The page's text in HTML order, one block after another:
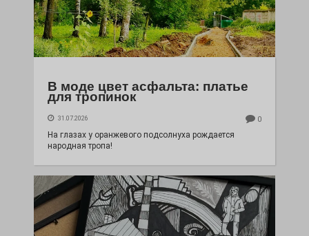
В моде цвет асфальта: платье
для тропинок
31.07.2026 0
На глазах у оранжевого подсолнуха рождается
народная тропа!